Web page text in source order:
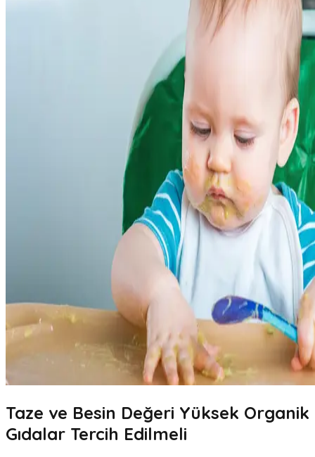
Taze ve Besin Değeri Yüksek Organik
Gıdalar Tercih Edilmeli